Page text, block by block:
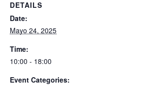
DETAILS
Date:
Mayo 24, 2025
Time:
10:00 - 18:00
Event Categories: